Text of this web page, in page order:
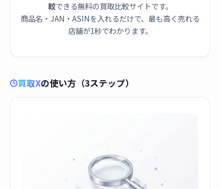
較できる無料の買取比較サイトです。
商品名・JAN・ASINを入れるだけで、最も高く売れる
店舗が1秒でわかります。
買取Xの使い方（3ステップ）